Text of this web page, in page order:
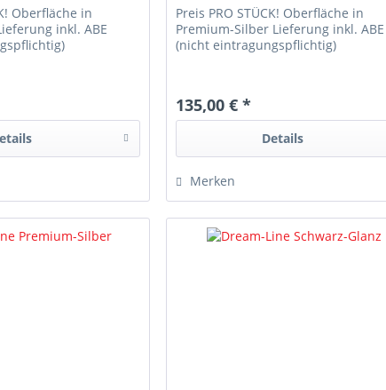
Oberfläche in
inkl. ABE
Preis PRO STÜCK! Oberfläche in
Premium-Silber Lieferung inkl. ABE
(nicht eintragungspflichtig)
135,00 € *
Details
Merken